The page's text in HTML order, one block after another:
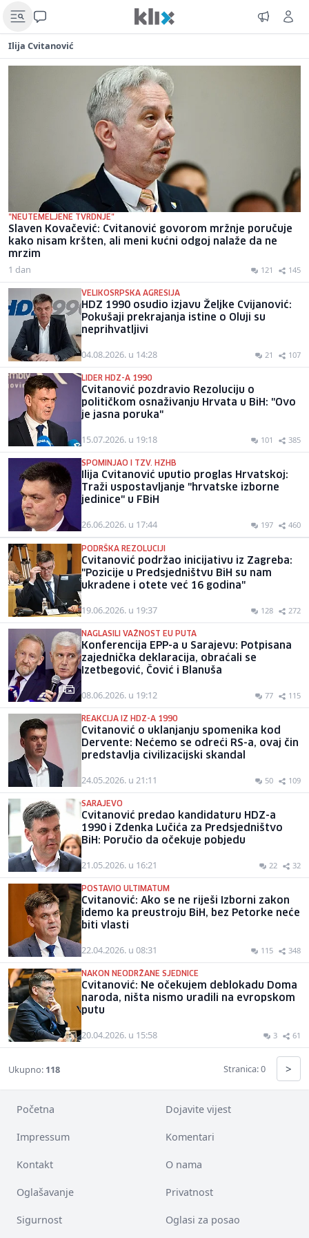
Ilija Cvitanović
"NEUTEMELJENE TVRDNJE"
Slaven Kovačević: Cvitanović govorom mržnje poručuje
kako nisam kršten, ali meni kućni odgoj nalaže da ne
mrzim
1 dan 121 145
VELIKOSRPSKA AGRESIJA
HDZ 1990 osudio izjavu Željke Cvijanović:
Pokušaji prekrajanja istine o Oluji su
neprihvatljivi
04.08.2026. u 14:28 21 107
LIDER HDZ-A 1990
Cvitanović pozdravio Rezoluciju o
političkom osnaživanju Hrvata u BiH: "Ovo
je jasna poruka"
15.07.2026. u 19:18 101 385
SPOMINJAO I TZV. HZHB
Ilija Cvitanović uputio proglas Hrvatskoj:
Traži uspostavljanje "hrvatske izborne
jedinice" u FBiH
26.06.2026. u 17:44 197 460
PODRŠKA REZOLUCIJI
Cvitanović podržao inicijativu iz Zagreba:
"Pozicije u Predsjedništvu BiH su nam
ukradene i otete već 16 godina"
19.06.2026. u 19:37 128 272
NAGLASILI VAŽNOST EU PUTA
Konferencija EPP-a u Sarajevu: Potpisana
zajednička deklaracija, obraćali se
Izetbegović, Čović i Blanuša
08.06.2026. u 19:12 77 115
REAKCIJA IZ HDZ-A 1990
Cvitanović o uklanjanju spomenika kod
Dervente: Nećemo se odreći RS-a, ovaj čin
predstavlja civilizacijski skandal
24.05.2026. u 21:11 50 109
SARAJEVO
Cvitanović predao kandidaturu HDZ-a
1990 i Zdenka Lučića za Predsjedništvo
BiH: Poručio da očekuje pobjedu
21.05.2026. u 16:21 22 32
POSTAVIO ULTIMATUM
Cvitanović: Ako se ne riješi Izborni zakon
idemo ka preustroju BiH, bez Petorke neće
biti vlasti
22.04.2026. u 08:31 115 348
NAKON NEODRŽANE SJEDNICE
Cvitanović: Ne očekujem deblokadu Doma
naroda, ništa nismo uradili na evropskom
putu
20.04.2026. u 15:58 3 61
Ukupno: 118 Stranica: 0 >
Početna Dojavite vijest
Impressum Komentari
Kontakt O nama
Oglašavanje Privatnost
Sigurnost Oglasi za posao